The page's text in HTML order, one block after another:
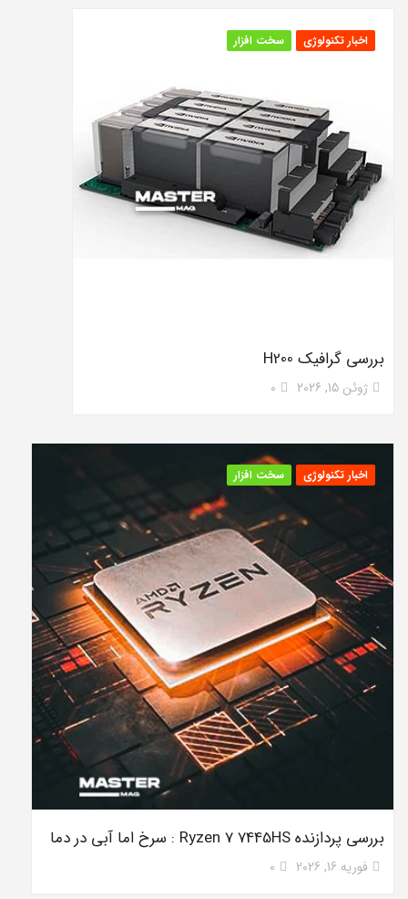
اخبار تکنولوژی سخت افزار
بررسی گرافیک H200
ژوئن 15, 2026 0
اخبار تکنولوژی سخت افزار
بررسی پردازنده Ryzen 7 7445HS : سرخ اما آبی در دما
فوریه 16, 2026 0